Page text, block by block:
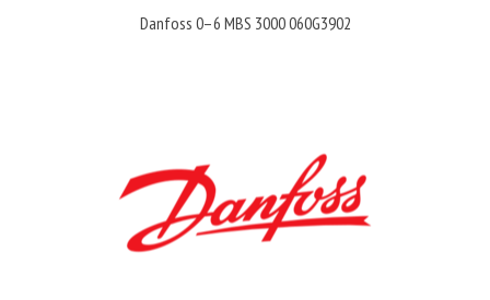
Danfoss 0–6 MBS 3000 060G3902